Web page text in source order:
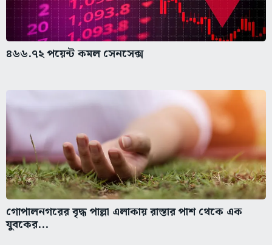
৪৬৬.৭২ পয়েন্ট কমল সেনসেক্স
গোপালনগরের বৃদ্ধ পাল্লা এলাকায় রাস্তার পাশ থেকে এক
যুবকের...